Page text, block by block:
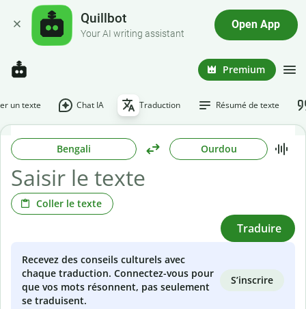
Quillbot
Your AI writing assistant
Open App
Premium
un texte Chat IA Traduction Résumé de texte
Bengali Ourdou
Coller le texte
Traduire
Recevez des conseils culturels avec
chaque traduction. Connectez-vous pour
que vos mots résonnent, pas seulement
se traduisent.
S’inscrire